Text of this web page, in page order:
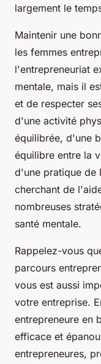
largement le
Maintenir une
les femmes
l'entrepreneuriat
mentale, mais il
et de respecter
d'une activité
équilibrée, d'une
équilibre entre la
d'une pratique de
cherchant de
nombreuses
santé mentale.
Rappelez-vous
parcours
vous est aussi
votre entreprise.
entrepreneure en
efficace et
entrepreneures,